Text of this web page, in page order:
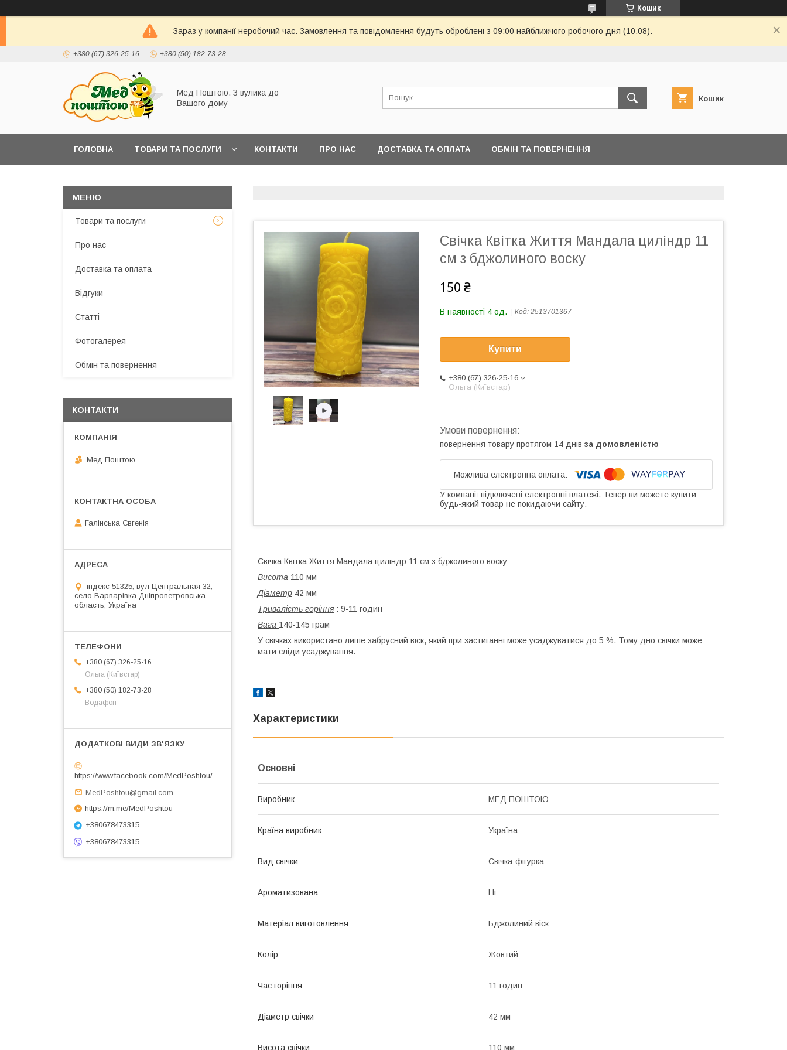
Кошик
Зараз у компанії неробочий час. Замовлення та повідомлення будуть оброблені з 09:00 найближчого робочого дня (10.08).
+380 (67) 326-25-16 +380 (50) 182-73-28
Мед Поштою. З вулика до
Вашого дому
Кошик
ГОЛОВНА ТОВАРИ ТА ПОСЛУГИ КОНТАКТИ ПРО НАС ДОСТАВКА ТА ОПЛАТА ОБМІН ТА ПОВЕРНЕННЯ
Свічка Квітка Життя Мандала циліндр 11
см з бджолиного воску
150 ₴
В наявності 4 од. Код: 2513701367
Купити
+380 (67) 326-25-16
Ольга (Київстар)
повернення товару протягом 14 днів за домовленістю
У компанії підключені електронні платежі. Тепер ви можете купити
будь-який товар не покидаючи сайту.
Свічка Квітка Життя Мандала циліндр 11 см з бджолиного воску
Висота 110 мм
Діаметр 42 мм
Тривалість горіння : 9-11 годин
Вага 140-145 грам
У свічках використано лише забрусний віск, який при застиганні може усаджуватися до 5 %. Тому дно свічки може
мати сліди усаджування.
Характеристики
Основні
Виробник МЕД ПОШТОЮ
Країна виробник Україна
Вид свічки Свічка-фігурка
Ароматизована Ні
Матеріал виготовлення Бджолиний віск
Колір Жовтий
Час горіння 11 годин
Діаметр свічки 42 мм
Висота свічки 110 мм
Товари та послуги
Про нас
Доставка та оплата
Відгуки
Статті
Фотогалерея
Обмін та повернення
КОНТАКТИ
Мед Поштою
Галінська Євгенія
індекс 51325, вул Центральная 32,
село Варварівка Дніпропетровська
область, Україна
+380 (67) 326-25-16
Ольга (Київстар)
+380 (50) 182-73-28
Водафон
https://www.facebook.com/MedPoshtou/
MedPoshtou@gmail.com
https://m.me/MedPoshtou
+380678473315
+380678473315